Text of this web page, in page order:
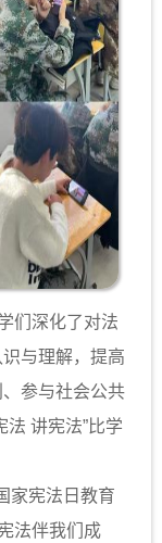
们深化了对法
与理解，提高
参与社会公共
法 讲宪法”比学
宪法日教育
法伴我们成